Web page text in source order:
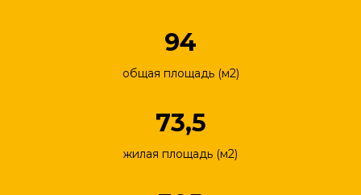
94
общая площадь (м2)
73,5
жилая площадь (м2)